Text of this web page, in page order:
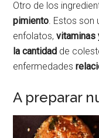
Otro de los
pimiento. Estos son
enfolatos,vitaminas
la cantidad de
enfermedades
A preparar